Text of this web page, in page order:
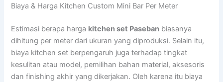
Biaya & Harga Kitchen Custom Mini Bar Per Meter
Estimasi berapa harga kitchen set Paseban biasanya
dihitung per meter dari ukuran yang diproduksi. Selain itu,
biaya kitchen set berpengaruh juga terhadap tingkat
kesulitan atau model, pemilihan bahan material, aksesoris
dan finishing akhir yang dikerjakan. Oleh karena itu biaya